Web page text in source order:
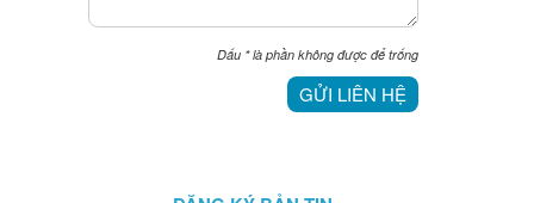
Dấu *là phần không được để trống
GỬI LIÊN HỆ